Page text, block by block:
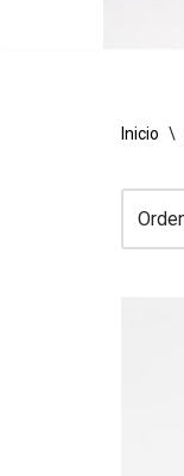
Inicio \